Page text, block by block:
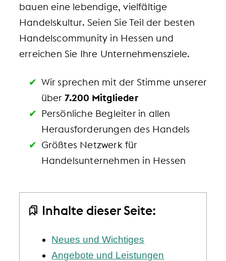
bauen eine lebendige, vielfältige
Handelskultur. Seien Sie Teil der besten
Handelscommunity in Hessen und
erreichen Sie Ihre Unternehmensziele.
Wir sprechen mit der Stimme unserer
über 7.200 Mitglieder
Persönliche Begleiter in allen
Herausforderungen des Handels
Größtes Netzwerk für
Handelsunternehmen in Hessen
Inhalte dieser Seite:
Neues und Wichtiges
Angebote und Leistungen